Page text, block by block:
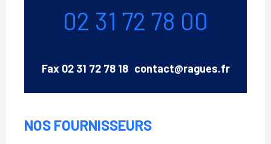
02 31 72 78 00
Fax 02 31 72 78 18 Email
contact@ragues.fr
NOS FOURNISSEURS